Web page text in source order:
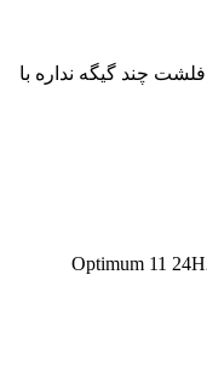
چند گیگه نداره با
Optimum 11